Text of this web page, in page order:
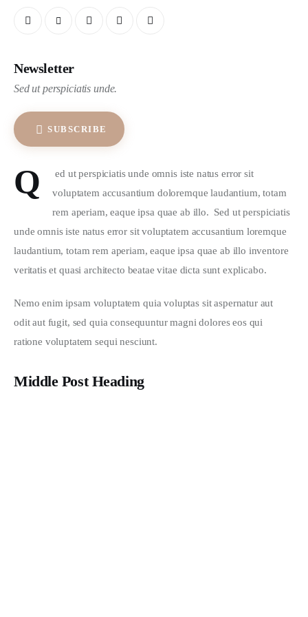
Newsletter
Sed ut perspiciatis unde.
SUBSCRIBE
Q
ed ut perspiciatis unde omnis iste natus error sit
voluptatem accusantium doloremque laudantium, totam
rem aperiam, eaque ipsa quae ab illo.  Sed ut perspiciatis
unde omnis iste natus error sit voluptatem accusantium loremque
laudantium, totam rem aperiam, eaque ipsa quae ab illo inventore
veritatis et quasi architecto beatae vitae dicta sunt explicabo.
Nemo enim ipsam voluptatem quia voluptas sit aspernatur aut
odit aut fugit, sed quia consequuntur magni dolores eos qui
ratione voluptatem sequi nesciunt.
Middle Post Heading